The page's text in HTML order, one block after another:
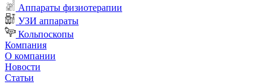
Аппараты физиотерапии
УЗИ аппараты
Кольпоскопы
Компания
О компании
Новости
Статьи